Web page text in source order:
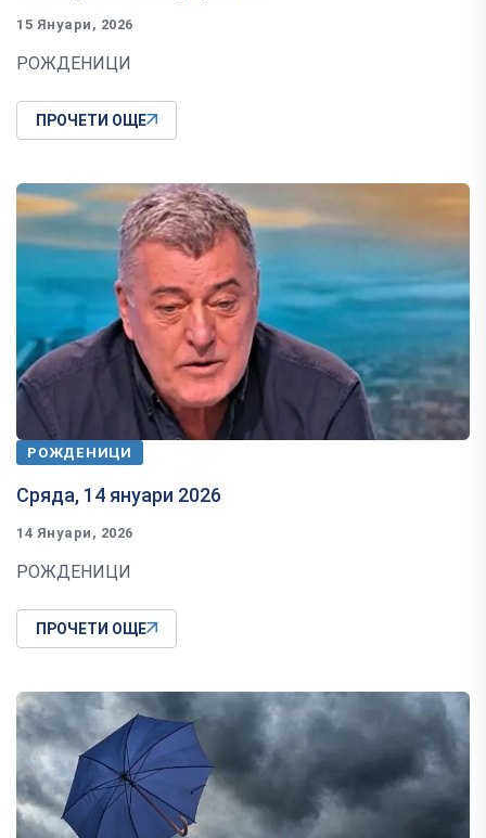
15 Януари, 2026
РОЖДЕНИЦИ
ПРОЧЕТИ ОЩЕ
РОЖДЕНИЦИ
Сряда, 14 януари 2026
14 Януари, 2026
РОЖДЕНИЦИ
ПРОЧЕТИ ОЩЕ